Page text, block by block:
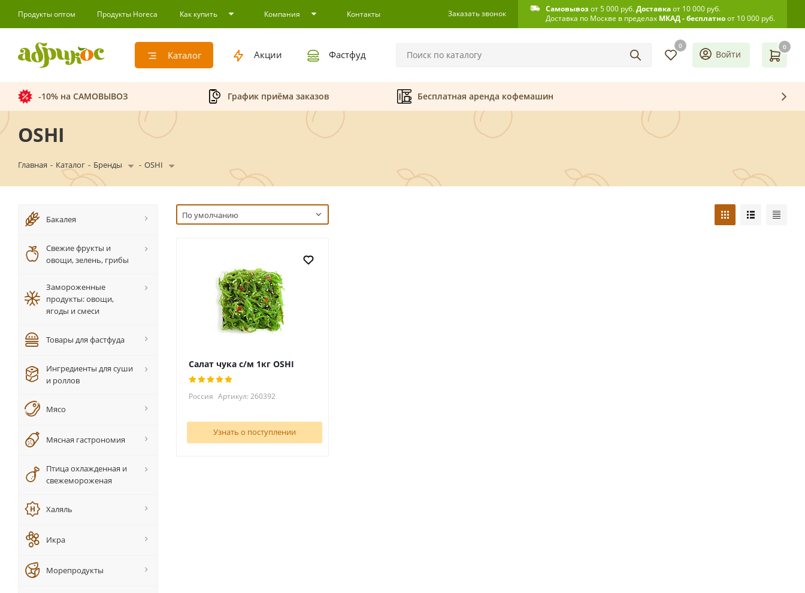
Продукты оптом Продукты Horeca Как купить Компания Контакты Заказать звонок Самовывозот 5 000 руб.Доставкаот 10 000 руб.
Доставка по Москве в пределах МКАД - бесплатноот 10 000 руб.
Каталог Акции Фастфуд
0 0
Войти
-10% на САМОВЫВОЗ График приёма заказов Бесплатная аренда кофемашин
OSHI
Главная - Каталог - Бренды - OSHI
По умолчанию
Салат чука с/м 1кг OSHI
Россия Артикул: 260392
Узнать о поступлении
Бакалея
Свежие фрукты и
овощи, зелень, грибы
Замороженные
продукты: овощи,
ягоды и смеси
Товары для фастфуда
Ингредиенты для суши
и роллов
Мясо
Мясная гастрономия
Птица охлажденная и
свежемороженая
Халяль
Икра
Морепродукты